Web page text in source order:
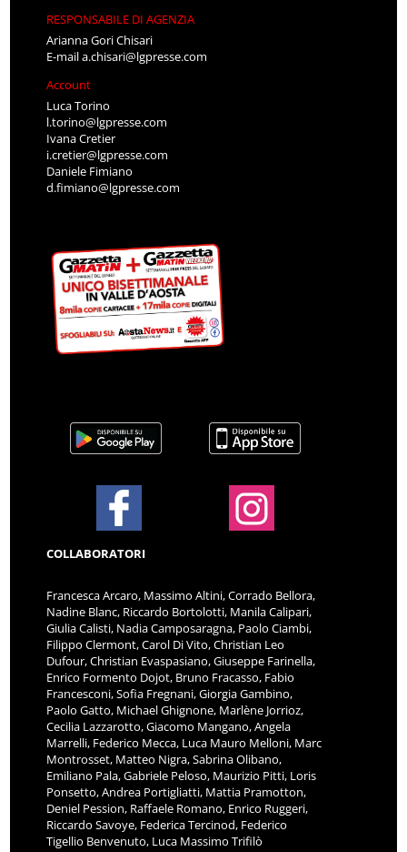
RESPONSABILE DI AGENZIA
Arianna Gori Chisari
E-maila.chisari@lgpresse.com
Account
Luca Torino
l.torino@lgpresse.com
Ivana Cretier
i.cretier@lgpresse.com
Daniele Fimiano
d.fimiano@lgpresse.com
COLLABORATORI
Francesca Arcaro, Massimo Altini, Corrado Bellora,
Nadine Blanc, Riccardo Bortolotti, Manila Calipari,
Giulia Calisti, Nadia Camposaragna, Paolo Ciambi,
Filippo Clermont, Carol Di Vito, Christian Leo
Dufour, Christian Evaspasiano, Giuseppe Farinella,
Enrico Formento Dojot, Bruno Fracasso, Fabio
Francesconi, Sofia Fregnani, Giorgia Gambino,
Paolo Gatto, Michael Ghignone, Marlène Jorrioz,
Cecilia Lazzarotto, Giacomo Mangano, Angela
Marrelli, Federico Mecca, Luca Mauro Melloni, Marc
Montrosset, Matteo Nigra, Sabrina Olibano,
Emiliano Pala, Gabriele Peloso, Maurizio Pitti, Loris
Ponsetto, Andrea Portigliatti, Mattia Pramotton,
Deniel Pession, Raffaele Romano, Enrico Ruggeri,
Riccardo Savoye, Federica Tercinod, Federico
Tigellio Benvenuto, Luca Massimo Trifilò